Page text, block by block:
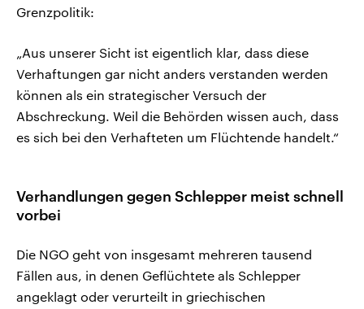
Grenzpolitik:
„Aus unserer Sicht ist eigentlich klar, dass diese
Verhaftungen gar nicht anders verstanden werden
können als ein strategischer Versuch der
Abschreckung. Weil die Behörden wissen auch, dass
es sich bei den Verhafteten um Flüchtende handelt.“
Verhandlungen gegen Schlepper meist schnell
vorbei
Die NGO geht von insgesamt mehreren tausend
Fällen aus, in denen Geflüchtete als Schlepper
angeklagt oder verurteilt in griechischen